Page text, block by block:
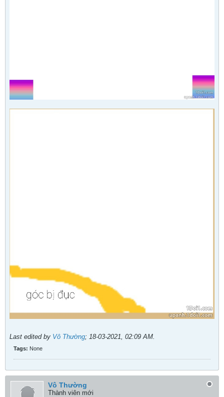
Last edited by Vô Thường; 18-03-2021, 02:09 AM
Tags: None
Vô Thường
Thành viên mới